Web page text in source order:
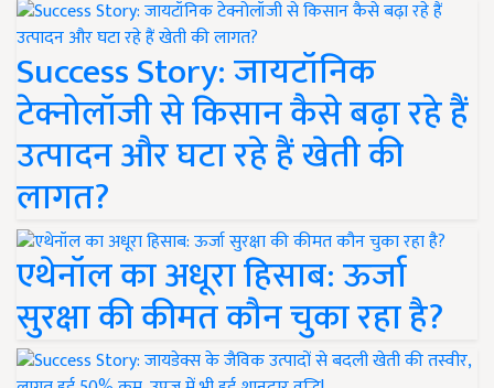
Success Story: जायटॉनिक
टेक्नोलॉजी से किसान कैसे बढ़ा रहे हैं
उत्पादन और घटा रहे हैं खेती की
लागत?
एथेनॉल का अधूरा हिसाब: ऊर्जा
सुरक्षा की कीमत कौन चुका रहा है?